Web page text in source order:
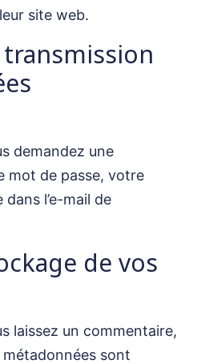
site web.
demandez une
mot de passe, votre
dans l’e-mail de
de vos
laissez un commentaire,
sont